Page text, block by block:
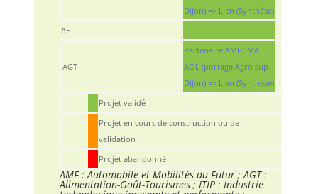
Dijon) => Lien (Synthèse)
AE
AGT
Partenaire AMI-CMA
AOL (portage Agro sup
Dijon) => Lien (Synthèse)
Projet validé
Projet en cours de construction ou de
validation
Projet abandonné
AMF : Automobile et Mobilités du Futur ; AGT :
Alimentation-Goût-Tourismes ; ITIP : Industrie